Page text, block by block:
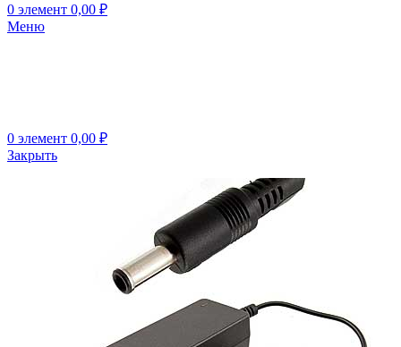
0 элемент 0,00 ₽
Меню
0 элемент 0,00 ₽
Закрыть